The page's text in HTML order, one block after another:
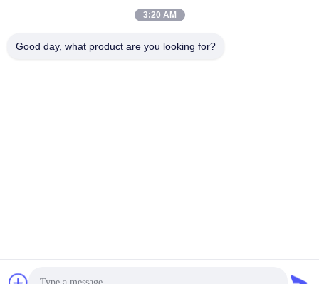
2018-2026 ANHUI CRYSTRO CRYSTAL MATERIALS Co., Ltd.
3:20 AM
Good day, what product are you looking for?